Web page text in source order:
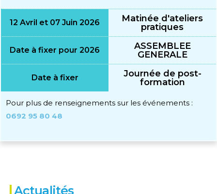
12 Avril et 07 Juin 2026
Matinée d'ateliers
pratiques
Date à fixer pour 2026
ASSEMBLEE
GENERALE
Date à fixer
Journée de post-
formation
Pour plus de renseignements sur les événements :
0692 95 80 48
Actualités